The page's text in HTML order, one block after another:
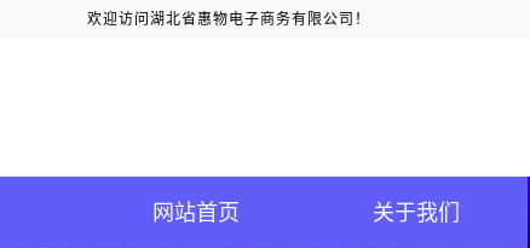
欢迎访问湖北省惠物电子商务有限公司！
网站首页 关于我们